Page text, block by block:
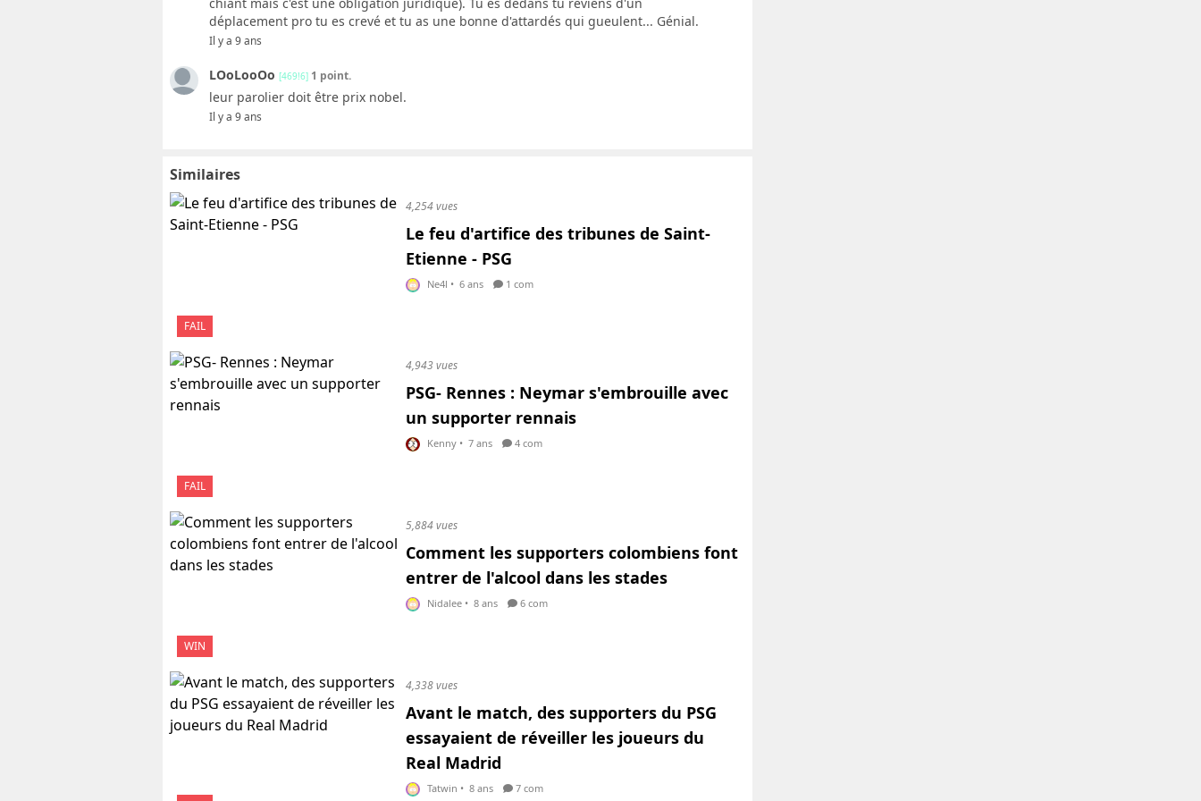
déplacement pro tu es crevé et tu as une bonne d'attardés qui gueulent... Génial.
Il y a 9 ans
LOoLooOo [469!6] 1 point.
leur parolier doit être prix nobel.
Il y a 9 ans
Similaires
FAIL
4,254 vues
Le feu d'artifice des tribunes de Saint-
Etienne - PSG
Ne4l • 6 ans 1 com
FAIL
4,943 vues
PSG- Rennes : Neymar s'embrouille avec
un supporter rennais
Kenny • 7 ans 4 com
WIN
5,884 vues
Comment les supporters colombiens font
entrer de l'alcool dans les stades
Nidalee • 8 ans 6 com
4,338 vues
Avant le match, des supporters du PSG
essayaient de réveiller les joueurs du
Real Madrid
Tatwin • 8 ans 7 com